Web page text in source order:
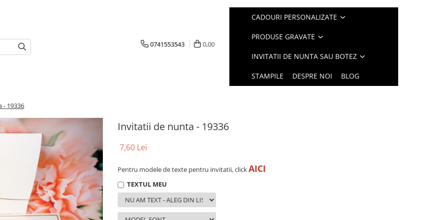
0741553543 0,00
CADOURI PERSONALIZATE
PRODUSE GRAVATE
INVITATII DE NUNTA SAU BOTEZ
STAMPILE DESPRE NOI BLOG
- 19336
Invitatii de nunta - 19336
7,60 Lei
Pentru modele de texte pentru invitatii, clickAICI
TEXTUL MEU